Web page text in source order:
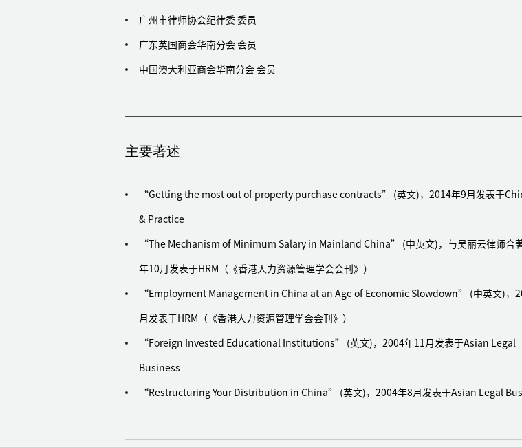
法律服务
涉外争议解决
代表香港某环保管理公司解决与广州某机械公司涉及金额逾2000万港币的货物买卖合同纠纷
币1000多万
协助一家位于佛山的大型照明设备公司解决其向数家中国公司索赔事宜，涉案金额达人民币
代理德国某贸易公司与广州企业的国际货物买卖合同纠纷案
代表澳大利亚某跨国电器企业就国际货物买卖合同纠纷事宜提供法律服务
代理德国某远程信息处理公司与国内企业的国际货物买卖合同纠纷案件
协助美国一家提供跨境支付服务的大型公司及其广州办事处解决跨境支付纠纷事宜
为德国某公司口罩买卖合同纠纷提供法律服务
广州市律师协会纪律委 委员
广东英国商会华南分会 会员
中国澳大利亚商会华南分会 会员
主要著述
“Getting the most out of property purchase contracts” (英文)，2014年9月发表于
& Practice
“The Mechanism of Minimum Salary in Mainland China” (中英文)，与吴丽云律师合
年10月发表于HRM（《香港人力资源管理学会会刊》）
“Employment Management in China at an Age of Economic Slowdown” (中英文)，
月发表于HRM（《香港人力资源管理学会会刊》）
“Foreign Invested Educational Institutions” (英文)，2004年11月发表于Asian Legal
Business
“Restructuring Your Distribution in China” (英文)，2004年8月发表于Asian Legal